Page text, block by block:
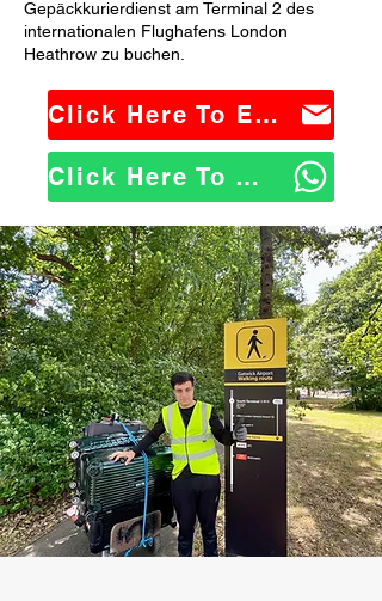
Gepäckkurierdienst am Terminal 2 des
internationalen Flughafens London
Heathrow zu buchen.
Click Here To Email Us
Click Here To WhatsApp Us